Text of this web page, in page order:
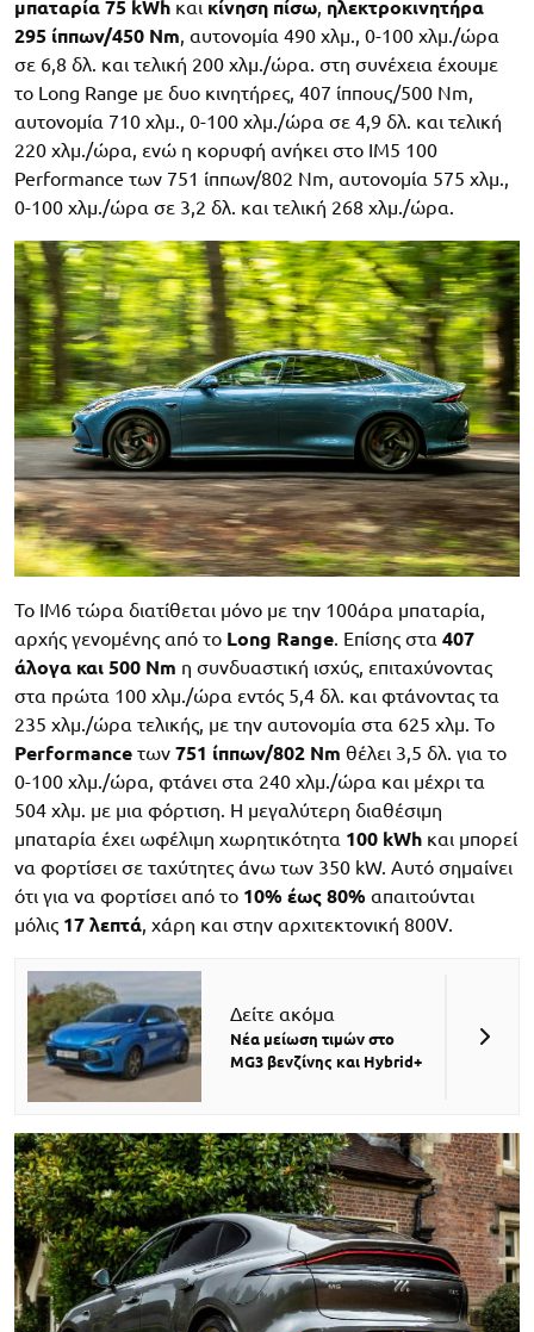
μπαταρία 75 kWh και κίνηση πίσω ηλεκτροκινητήρα
295 ίππων/450 Nm , αυτονομία 490 χλμ., 0-100 χλμ./ώρα
σε 6,8 δλ. και τελική 200 χλμ./ώρα. στη συνέχεια έχουμε
το Long Range με δυο κινητήρες, 407 ίππους/500 Nm,
αυτονομία 710 χλμ., 0-100 χλμ./ώρα σε 4,9 δλ. και τελική
220 χλμ./ώρα, ενώ η κορυφή ανήκει στο IM5 100
Performance των 751 ίππων/802 Nm, αυτονομία 575 χλμ.,
0-100 χλμ./ώρα σε 3,2 δλ. και τελική 268 χλμ./ώρα.
Το IM6 τώρα διατίθεται μόνο με την 100άρα μπαταρία,
αρχής γενομένης από το Long Range. Επίσης στα 407
άλογα και 500 Nm η συνδυαστική ισχύς, επιταχύνοντας
στα πρώτα 100 χλμ./ώρα εντός 5,4 δλ. και φτάνοντας τα
235 χλμ./ώρα τελικής, με την αυτονομία στα 625 χλμ. Το
Performance των 751 ίππων/802 Nm θέλει 3,5 δλ. για το
0-100 χλμ./ώρα, φτάνει στα 240 χλμ./ώρα και μέχρι τα
504 χλμ. με μια φόρτιση. Η μεγαλύτερη διαθέσιμη
μπαταρία έχει ωφέλιμη χωρητικότητα 100 kWh και μπορεί
να φορτίσει σε ταχύτητες άνω των 350 kW. Αυτό σημαίνει
ότι για να φορτίσει από το 10% έως 80% απαιτούνται
μόλις 17 λεπτά, χάρη και στην αρχιτεκτονική 800V.
Δείτε ακόμα
Νέα μείωση τιμών στο
MG3 βενζίνης και Hybrid+